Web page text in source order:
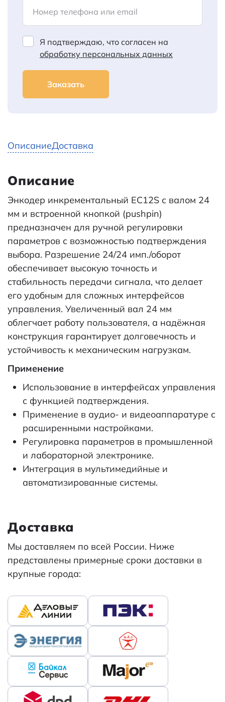
Номер телефона или email
Я подтверждаю, что согласен на
обработку персональных данных
Заказать
ОписаниеДоставка
Описание
Энкодер инкрементальный EC12S с валом 24
мм и встроенной кнопкой (pushpin)
предназначен для ручной регулировки
параметров с возможностью подтверждения
выбора. Разрешение 24/24 имп./оборот
обеспечивает высокую точность и
стабильность передачи сигнала, что делает
его удобным для сложных интерфейсов
управления. Увеличенный вал 24 мм
облегчает работу пользователя, а надёжная
конструкция гарантирует долговечность и
устойчивость к механическим нагрузкам.
Применение
Использование в интерфейсах управления
с функцией подтверждения.
Применение в аудио- и видеоаппаратуре с
расширенными настройками.
Регулировка параметров в промышленной
и лабораторной электронике.
Интеграция в мультимедийные и
автоматизированные системы.
Доставка
Мы доставляем по всей России. Ниже
представлены примерные сроки доставки в
крупные города: